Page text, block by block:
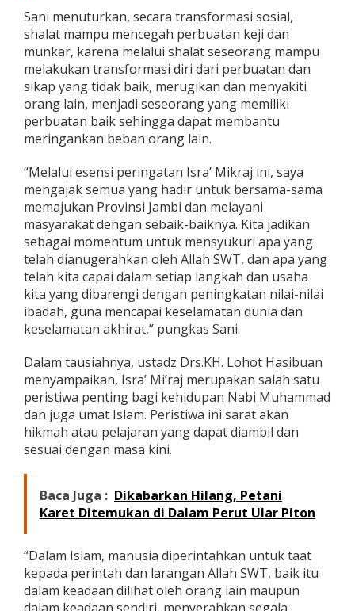
Sani menuturkan, secara transformasi sosial,
shalat mampu mencegah perbuatan keji dan
munkar, karena melalui shalat seseorang mampu
melakukan transformasi diri dari perbuatan dan
sikap yang tidak baik, merugikan dan menyakiti
orang lain, menjadi seseorang yang memiliki
perbuatan baik sehingga dapat membantu
meringankan beban orang lain.
“Melalui esensi peringatan Isra’ Mikraj ini, saya
mengajak semua yang hadir untuk bersama-sama
memajukan Provinsi Jambi dan melayani
masyarakat dengan sebaik-baiknya. Kita jadikan
sebagai momentum untuk mensyukuri apa yang
telah dianugerahkan oleh Allah SWT, dan apa yang
telah kita capai dalam setiap langkah dan usaha
kita yang dibarengi dengan peningkatan nilai-nilai
ibadah, guna mencapai keselamatan dunia dan
keselamatan akhirat,” pungkas Sani.
Dalam tausiahnya, ustadz Drs.KH. Lohot Hasibuan
menyampaikan, Isra’ Mi’raj merupakan salah satu
peristiwa penting bagi kehidupan Nabi Muhammad
dan juga umat Islam. Peristiwa ini sarat akan
hikmah atau pelajaran yang dapat diambil dan
sesuai dengan masa kini.
Baca Juga : Dikabarkan Hilang, Petani
Karet Ditemukan di Dalam Perut Ular Piton
“Dalam Islam, manusia diperintahkan untuk taat
kepada perintah dan larangan Allah SWT, baik itu
dalam keadaan dilihat oleh orang lain maupun